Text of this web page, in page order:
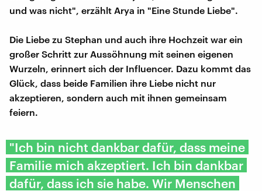
und was nicht", erzählt Arya in "Eine Stunde Liebe".
Die Liebe zu Stephan und auch ihre Hochzeit war ein
großer Schritt zur Aussöhnung mit seinen eigenen
Wurzeln, erinnert sich der Influencer. Dazu kommt das
Glück, dass beide Familien ihre Liebe nicht nur
akzeptieren, sondern auch mit ihnen gemeinsam
feiern.
"Ich bin nicht dankbar dafür, dass meine
Familie mich akzeptiert. Ich bin dankbar
dafür, dass ich sie habe. Wir Menschen